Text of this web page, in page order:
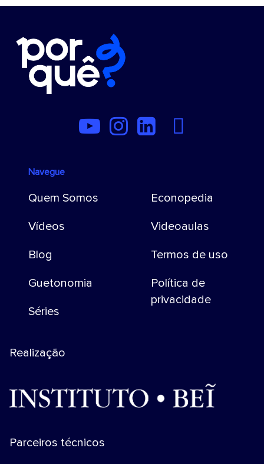
Navegue
Quem Somos
Vídeos
Blog
Guetonomia
Séries
Econopedia
Videoaulas
Termos de uso
Política de
privacidade
Realização
Parceiros técnicos